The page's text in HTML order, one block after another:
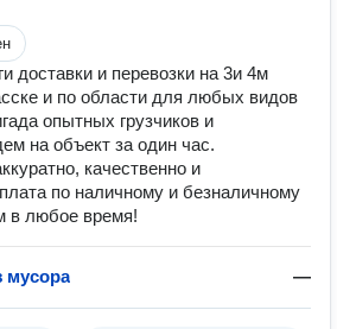
доставки и перевозки на 3и 4м
и по области для любых видов
опытных грузчиков и
на объект за один час.
качественно и
по наличному и безналичному
в любое время!
мусора —